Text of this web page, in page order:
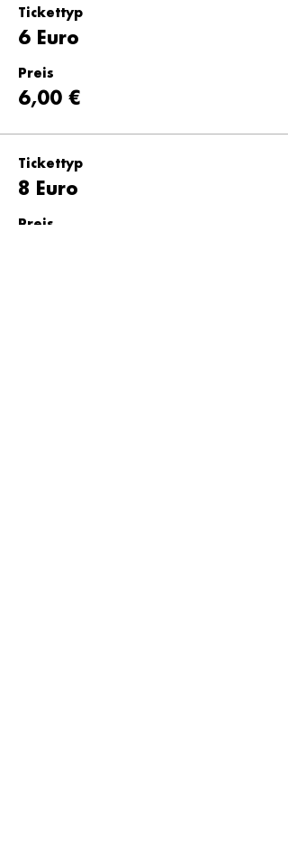
Tickettyp
6 Euro
Preis
6,00 €
Tickettyp
8 Euro
Preis